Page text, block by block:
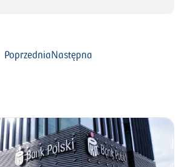
PoprzedniaNastępna